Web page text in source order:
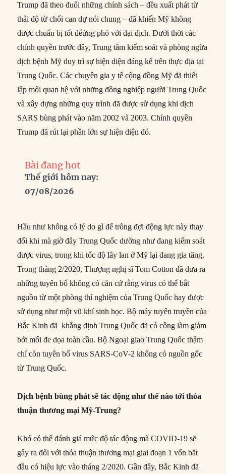
Trump đã theo đuổi những chính sách – đều xuất phát từ
thái độ từ chối can dự nói chung – đã khiến Mỹ không
được chuẩn bị tốt đểứng phó với đại dịch. Dưới thời các
chính quyền trước đây, Trung tâm kiểm soát và phòng ngừa
dịch bệnh Mỹ duy trì sự hiện diện đáng kể trên thực địa tại
Trung Quốc. Các chuyên gia y tế cộng đồng Mỹ đã thiết
lập mối quan hệ với những đồng nghiệp người Trung Quốc
và xây dựng những quy trình đã được sử dụng khi dịch
SARS bùng phát vào năm 2002 và 2003. Chính quyền
Trump đã rút lại phần lớn sự hiện diện đó.
Bài đang hot
Thế giới hôm nay:
07/08/2026
Hầu như không có lý do gì để trông đợi động lực này thay
đổi khi mà giờ đây Trung Quốc dường như đang kiểm soát
được virus, trong khi tốc độ lây lan ở Mỹ lại đang gia tăng.
Trong tháng 2/2020, Thượng nghị sĩ Tom Cotton đã đưa ra
những tuyên bố không có căn cứ rằng virus có thể bắt
nguồn từ một phòng thí nghiệm của Trung Quốc hay được
sử dụng như một vũ khí sinh học. Bộ máy tuyên truyền của
Bắc Kinh đã khẳng định Trung Quốc đã có công làm giảm
bớt mối đe dọa toàn cầu. Bộ Ngoại giao Trung Quốc thậm
chí còn tuyên bố virus SARS-CoV-2 không có nguồn gốc
từ Trung Quốc.
Dịch bệnh bùng phát sẽ tác động như thế nào tới thỏa
thuận thương mại Mỹ-Trung?
Khó có thể đánh giá mức độ tác động mà COVID-19 sẽ
gây ra đối với thỏa thuận thương mại giai đoạn 1 vốn bắt
đầu có hiệu lực vào tháng 2/2020. Gần đây, Bắc Kinh đã